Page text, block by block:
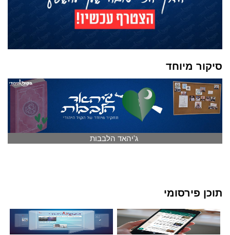
סיקור מיוחד
ג'יהאד הלבבות
תוכן פירסומי